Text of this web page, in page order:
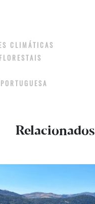
CLIMÁTICAS
Relacionados